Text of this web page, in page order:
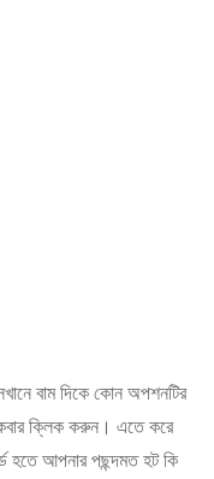
বাম দিকে কোন অপশনটির
ক্লিক করুন। এতে করে
হতে আপনার পছন্দমত হট কি